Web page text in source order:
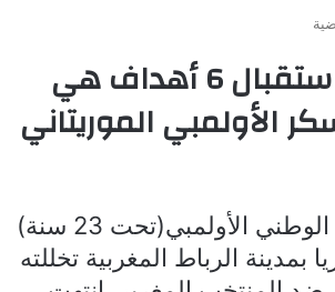
هزيمتان و استقبال 6 أهداف هي
الأولمبي الموريتاني
خاض المنتخب الوطني الأولمبي(تحت 23 سنة)
بمدينة الرباط المغربية تخللته